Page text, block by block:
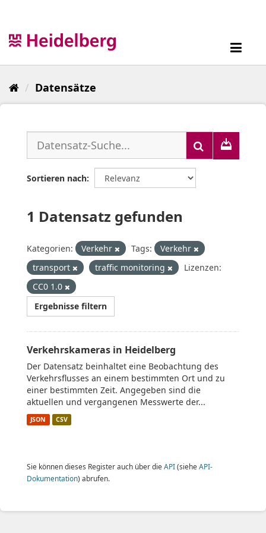
Datensätze
Sortieren nach
1 Datensatz gefunden
Kategorien: Verkehr Tags:
Verkehr
transport
traffic monitoring
Lizenzen:
CC0 1.0
Ergebnisse filtern
Verkehrskameras in Heidelberg
Der Datensatz beinhaltet eine Beobachtung des
Verkehrsflusses an einem bestimmten Ort und zu
einer bestimmten Zeit. Angegeben sind die
aktuellen und vergangenen Messwerte der...
JSON CSV
Sie können dieses Register auch über die API(siehe API-
Dokumentation) abrufen.